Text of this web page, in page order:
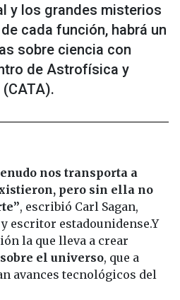
y los grandes misterios
cada función, habrá un
sobre ciencia con
de Astrofísica y
nos transporta a
pero sin ella no
, escribió Carl Sagan,
escritor estadounidense.Y
la que lleva a crear
el universo, que a
avances tecnológicos del